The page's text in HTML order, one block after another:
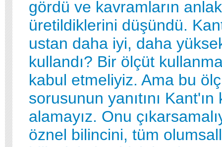
gördü ve kavramların
üretildiklerini düşündü.
ustan daha iyi, daha
kullandı? Bir ölçüt
kabul etmeliyiz. Ama bu
sorusunun yanıtını
alamayız. Onu
öznel bilincini, tüm